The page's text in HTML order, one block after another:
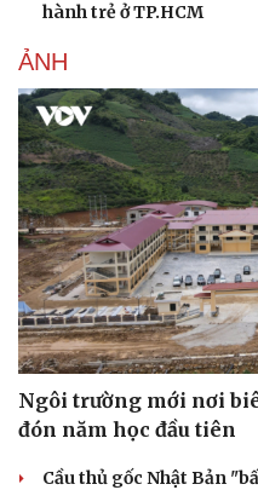
Dinh dưỡng - món ngon
Cây thuốc
Sản phụ khoa
Nhi khoa
Nam khoa
Làm đẹp - giảm cân
Phòng mạch online
Ăn sạch sống khỏe
hành trẻ ở TP.HCM
ẢNH
Ngôi trường mới nơi
đón năm học đầu tiên
Cầu thủ gốc Nhật Bản